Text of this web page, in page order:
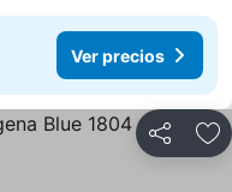
Ver precios
Compartir